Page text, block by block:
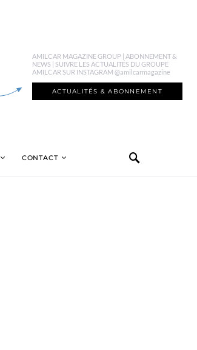
AMILCAR MAGAZINE GROUP | ABONNEMENT &
NEWS | SUIVRE LES ACTUALITÉS DU GROUPE
AMILCAR SUR INSTAGRAM @amilcarmagazine
ACTUALITÉS & ABONNEMENT
CONTACT